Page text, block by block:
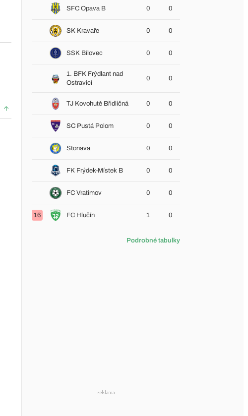
SFC Opava B 0 0
SK Kravaře 0 0
SSK Bílovec 0 0
1. BFK Frýdlant nad
Ostravicí
0 0
TJ Kovohutě Břidličná 0 0
SC Pustá Polom 0 0
Stonava 0 0
FK Frýdek-Místek B 0 0
FC Vratimov 0 0
16 FC Hlučín 1 0
Podrobné tabulky